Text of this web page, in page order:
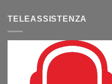
TELEASSISTENZA